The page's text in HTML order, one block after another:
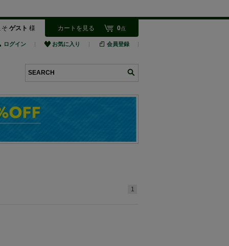
そ ゲスト 様 カートを見る 0点
ログイン お気に入り 会員登録
1